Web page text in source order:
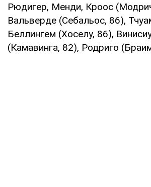
Рюдигер, Менди, Кроос
Вальверде (Себальос, 86),
Беллингем (Хоселу, 86),
(Камавинга, 82), Родриго